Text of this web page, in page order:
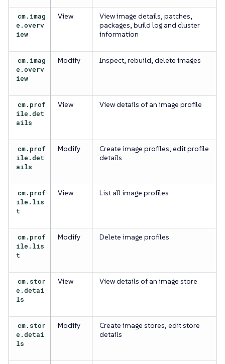
cm.imag
e.overv
iew
View
View image details, patches,
packages, build log and cluster
information
cm.imag
e.overv
iew
Modify Inspect, rebuild, delete images
cm.prof
ile.det
ails
View View details of an image profile
cm.prof
ile.det
ails
Modify
Create image profiles, edit profile
details
cm.prof
ile.lis
t
View List all image profiles
cm.prof
ile.lis
t
Modify Delete image profiles
cm.stor
e.detai
ls
View View details of an image store
cm.stor
e.detai
ls
Modify
Create image stores, edit store
details